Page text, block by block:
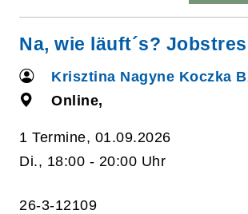
Na, wie läuft´s?
Krisztina Nagyne Koczka
Online,
1 Termine, 01.09.2026
Di., 18:00 - 20:00 Uhr
26-3-12109